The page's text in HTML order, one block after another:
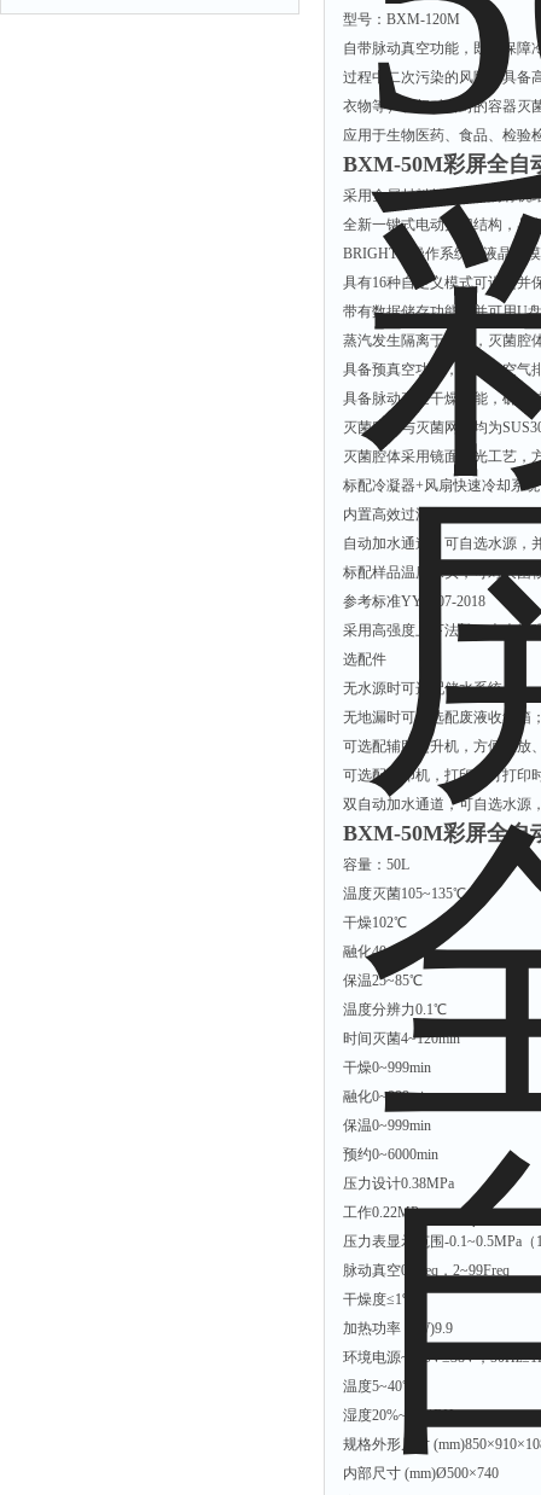
型号：BXM-120M
自带脉动真空功能，既可保障
过程中二次污染的风险；具备
衣物等）、相对密封的容器灭
应用于生物医药、食品、检验
BXM-50M彩屏全自
采用金属材料与塑料件的有机
全新一键式电动开门结构，具
BRIGHT II操作系统，液晶触
具有16种自定义模式可设定并
带有数据储存功能，并可用U
蒸汽发生隔离于腔体，灭菌腔
具备预真空功能，保证冷空气
具备脉动真空干燥功能，确保
灭菌腔体与灭菌网篮均为
灭菌腔体采用镜面抛光工艺，
标配冷凝器+风扇快速冷却系
内置高效过滤系统，能有效避
自动加水通道，可自选水源，
标配样品温度探头，可对灭菌
参考标准YY1007-2018
采用高强度上下法兰，大大增
选配件
无水源时可选配储水系统；
无地漏时可以选配废液收集箱
可选配辅助提升机，方便置放
可选配打印机，打印机可打印
双自动加水通道，可自选水源
BXM-50M彩屏全自
容量：50L
温度灭菌105~135℃
干燥102℃
融化40~100℃
保温25~85℃
温度分辨力0.1℃
时间 灭菌4~120min
干燥0~999min
融化0~999min
保温0~999min
预约0~6000min
压力设计0.38MPa
工作0.22MPa
压力表显示范围-0.1~0.5MPa（
脉动真空0 Freq，2~99Freq
干燥度≤1%
加热功率 (kW)9.9
环境电源~380V±38V，
温度5~40℃
湿度20%~80%RH
规格外形尺寸 (mm)
内部尺寸 (mm)Ø500×740